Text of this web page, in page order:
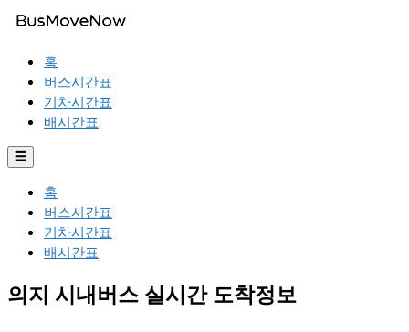
홈
버스시간표
기차시간표
배시간표
☰
홈
버스시간표
기차시간표
배시간표
의지 시내버스 실시간 도착정보